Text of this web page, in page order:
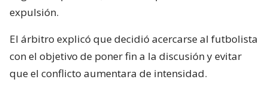
expulsión.
El árbitro explicó que decidió acercarse al futbolista
con el objetivo de poner fin a la discusión y evitar
que el conflicto aumentara de intensidad.